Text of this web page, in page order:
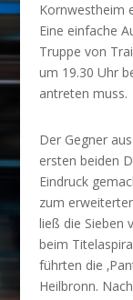
Kornwestheim
Eine einfache
Truppe von
um 19.30 Uhr
antreten muss.
Der Gegner
ersten beiden
Eindruck
zum
ließ die Sieben
beim
führten die
Heilbronn.